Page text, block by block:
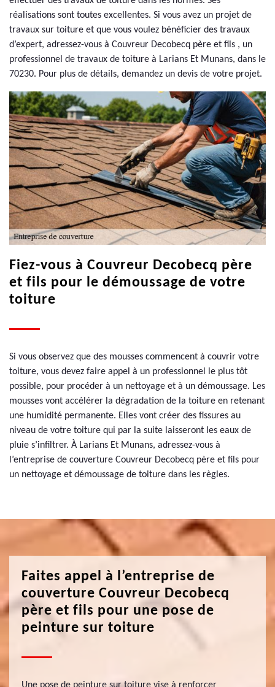
réalisations sont toutes excellentes. Si vous avez un projet de
travaux sur toiture et que vous voulez bénéficier des travaux
d’expert, adressez-vous à Couvreur Decobecq père et fils , un
professionnel de travaux de toiture à Larians Et Munans, dans le
70230. Pour plus de détails, demandez un devis de votre projet.
Fiez-vous à Couvreur Decobecq père
et fils pour le démoussage de votre
toiture
Si vous observez que des mousses commencent à couvrir votre
toiture, vous devez faire appel à un professionnel le plus tôt
possible, pour procéder à un nettoyage et à un démoussage. Les
mousses vont accélérer la dégradation de la toiture en retenant
une humidité permanente. Elles vont créer des fissures au
niveau de votre toiture qui par la suite laisseront les eaux de
pluie s’infiltrer. À Larians Et Munans, adressez-vous à
l’entreprise de couverture Couvreur Decobecq père et fils pour
un nettoyage et démoussage de toiture dans les règles.
Faites appel à l’entreprise de
couverture Couvreur Decobecq
père et fils pour une pose de
peinture sur toiture